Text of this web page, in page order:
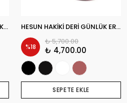
VERGOM EVA TABAN GÜNLÜK ERKEK CASUAL AYAKKABI HESUN HAKİKİ DERİ GÜNLÜK ERKEK CASUAL AYAKKABI
%18
₺ 5,700.00
₺ 4,700.00
SEPETE EKLE